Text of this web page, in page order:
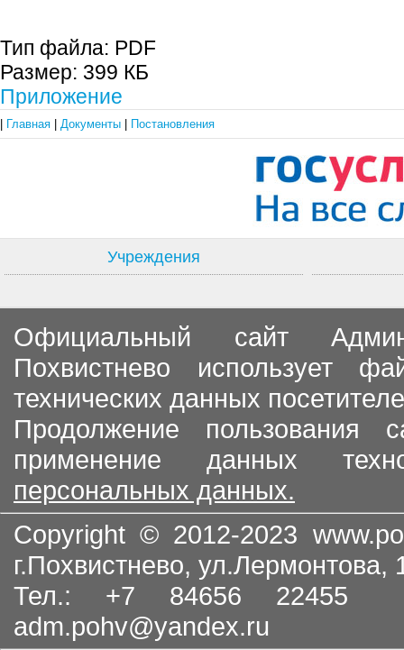
Тип файла: PDF
Размер: 399 КБ
Приложение
Главная Документы Постановления
Учреждения
Официальный сайт
Похвистнево использует
технических данных
Продолжение пользования
применение данных
персональных данных.
Copyright © 2012-2023
г.Похвистнево, ул.Лермонтова,
Тел.: +7 84656
adm.pohv@yandex.ru